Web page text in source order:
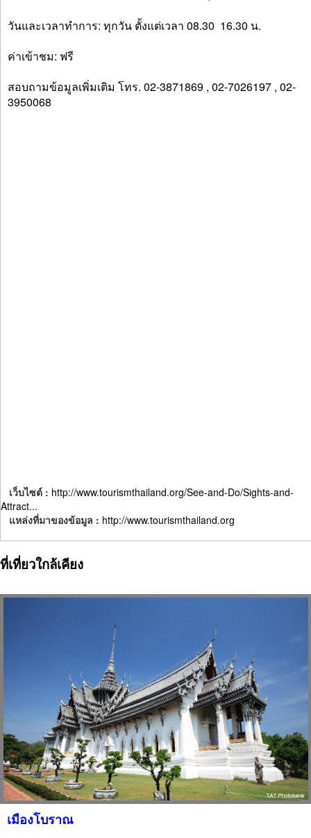
วันและเวลาทำการ: ทุกวัน ตั้งแต่เวลา 08.30  16.30 น.
ค่าเข้าชม: ฟรี
สอบถามข้อมูลเพิ่มเติม โทร. 02-3871869 , 02-7026197 , 02-
3950068
เว็บไซต์ : http://www.tourismthailand.org/See-and-Do/Sights-and-
Attract...
แหล่งที่มาของข้อมูล : http://www.tourismthailand.org
ที่เที่ยวใกล้เคียง
เมืองโบราณ